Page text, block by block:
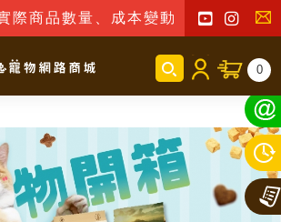
際商品數量、成本變動之影響，我
聯
我
們
0